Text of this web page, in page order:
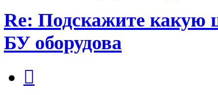
Re: Подскажите какую
БУ оборудова